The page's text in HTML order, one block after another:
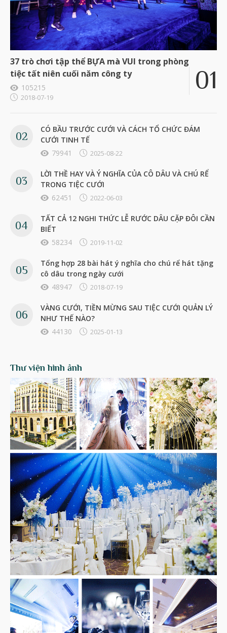
37 trò chơi tập thể BỰA mà VUI trong phòng
tiệc tất niên cuối năm công ty
105215
2018-07-19
CÓ BẦU TRƯỚC CƯỚI VÀ CÁCH TỔ CHỨC ĐÁM
CƯỚI TINH TẾ
79941
2025-08-22
LỜI THỀ HAY VÀ Ý NGHĨA CỦA CÔ DÂU VÀ CHÚ RỂ
TRONG TIỆC CƯỚI
62451
2022-06-03
TẤT CẢ 12 NGHI THỨC LỄ RƯỚC DÂU CẶP ĐÔI CẦN
BIẾT
58234
2019-11-02
Tổng hợp 28 bài hát ý nghĩa cho chú rể hát tặng
cô dâu trong ngày cưới
48947
2018-07-19
VÀNG CƯỚI, TIỀN MỪNG SAU TIỆC CƯỚI QUẢN LÝ
NHƯ THẾ NÀO?
44130
2025-01-13
Thư viện hình ảnh